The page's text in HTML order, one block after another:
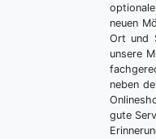
neuen
Ort und
unsere
neben
gute